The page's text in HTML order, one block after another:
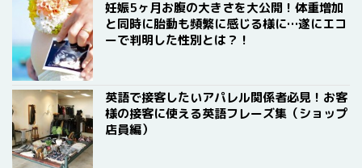
妊娠5ヶ月お腹の大きさを大公開！体重増加
と同時に胎動も頻繁に感じる様に…遂にエコ
ーで判明した性別とは？！
英語で接客したいアパレル関係者必見！お客
様の接客に使える英語フレーズ集（ショップ
店員編）